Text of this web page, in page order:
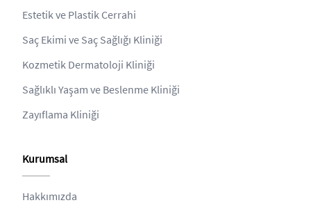
Estetik ve Plastik Cerrahi
Saç Ekimi ve Saç Sağlığı Kliniği
Kozmetik Dermatoloji Kliniği
Sağlıklı Yaşam ve Beslenme Kliniği
Zayıflama Kliniği
Kurumsal
Hakkımızda